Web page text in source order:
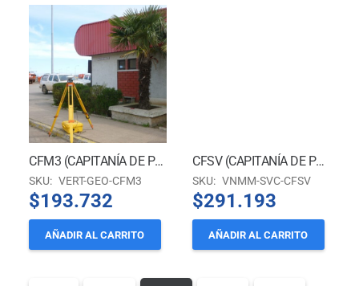
CFM3 (CAPITANÍA DE PUERTO DE LOTA)
SKU: VERT-GEO-CFM3
$193.732
AÑADIR AL CARRITO
CFSV (CAPITANÍA DE PUERTO DE SAN VICENTE)
SKU: VNMM-SVC-CFSV
$291.193
AÑADIR AL CARRITO